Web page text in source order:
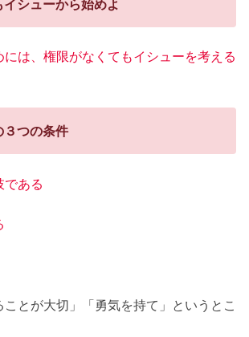
シューから始めよ
には、権限がなくてもイシューを考える
３つの条件
である
とが大切」「勇気を持て」というとこ